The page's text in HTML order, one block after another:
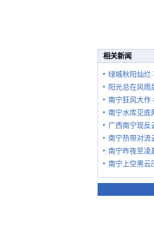
相关新闻
绿城秋阳灿烂
阳光总在风雨
南宁狂风大作
南宁水库见底
广西南宁现反
南宁热带对流
南宁昨夜至凌
南宁上空黑云